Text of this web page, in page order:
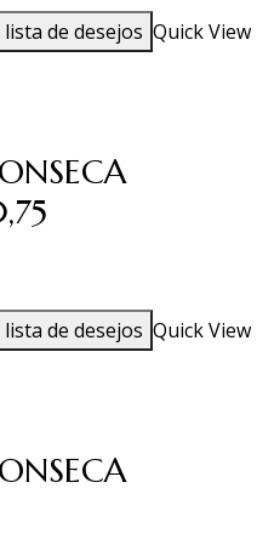
de desejos Quick View
de desejos Quick View